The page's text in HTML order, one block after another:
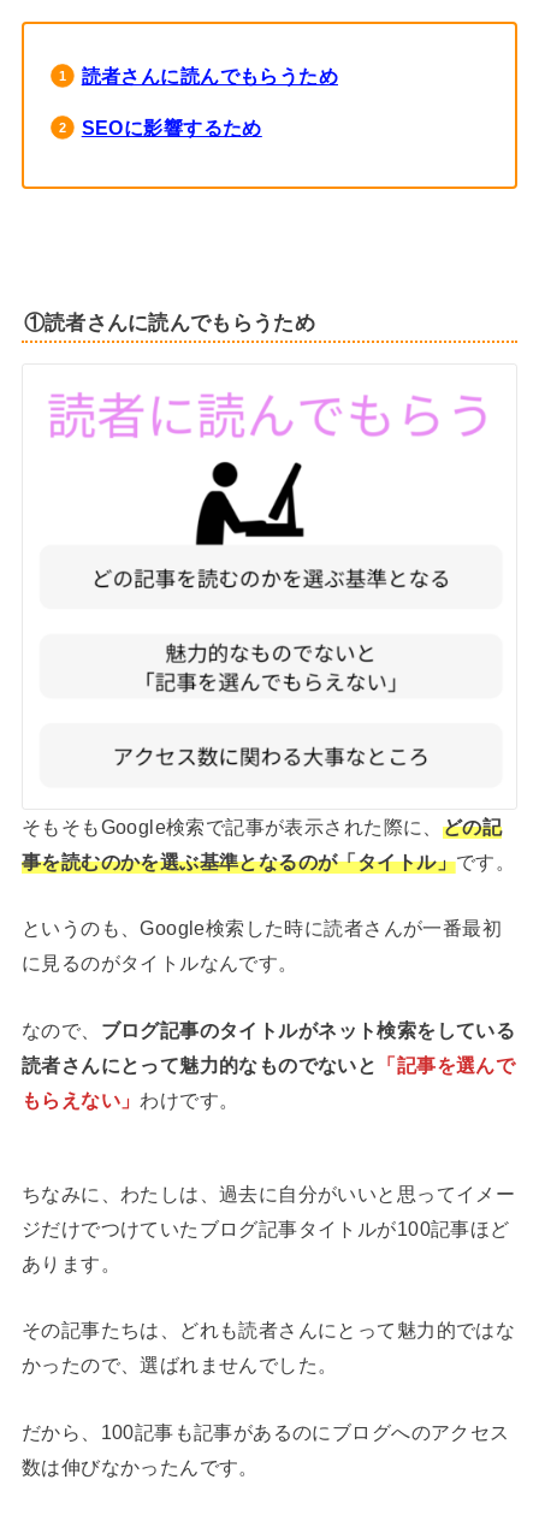
読者さんに読んでもらうため
SEOに影響するため
①読者さんに読んでもらうため
そもそもGoogle検索で記事が表示された際に、 どの記
事を読むのかを選ぶ基準となるのが「タイトル」です。
というのも、Google検索した時に読者さんが一番最初
に見るのがタイトルなんです。
なので、 ブログ記事のタイトルがネット検索をしている
読者さんにとって魅力的なものでないと
「記事を選んで
もらえない」 わけです。
ちなみに、わたしは、過去に自分がいいと思ってイメー
ジだけでつけていたブログ記事タイトルが100記事ほど
あります。
その記事たちは、どれも読者さんにとって魅力的ではな
かったので、選ばれませんでした。
だから、100記事も記事があるのにブログへのアクセス
数は伸びなかったんです。